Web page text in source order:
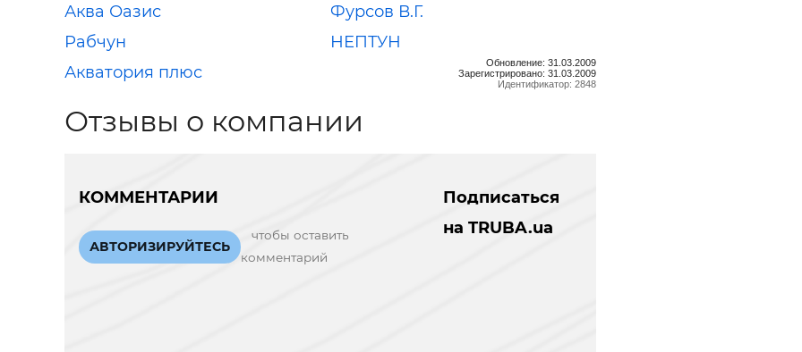
Аква Оазис
Фурсов В.Г.
Рабчун
НЕПТУН
Акватория плюс
Обновление: 31.03.2009
Зарегистрировано: 31.03.2009
Идентификатор: 2848
Отзывы о компании
КОММЕНТАРИИ
АВТОРИЗИРУЙТЕСЬ
чтобы оставить
комментарий
Подписаться
на TRUBA.ua